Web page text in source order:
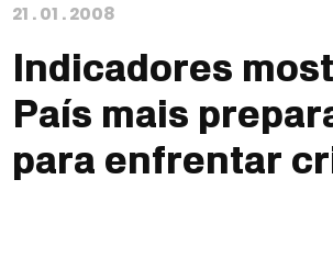
21 .01 .2008
Indicadores
País mais
para enfrentar